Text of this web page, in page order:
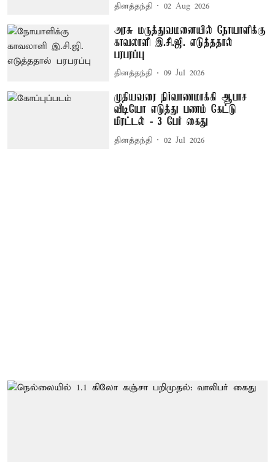
தினத்தந்தி 02 Aug 2026
அரசு மருத்துவமனையில் நோயாளிக்கு
காவலாளி இ.சி.ஜி. எடுத்ததால்
பரபரப்பு
தினத்தந்தி 09 Jul 2026
முதியவரை நிர்வாணமாக்கி ஆபாச
வீடியோ எடுத்து பணம் கேட்டு
மிரட்டல் - 3 பேர் கைது
தினத்தந்தி 02 Jul 2026